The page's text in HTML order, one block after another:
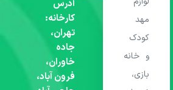
مهد
کودک
و خانه
بازی،
آدرس
کارخانه:
تهران،
جاده
خاوران،
فرون آباد،